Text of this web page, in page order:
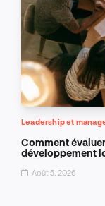
Leadership et
Comment
développement
Août 5, 2026